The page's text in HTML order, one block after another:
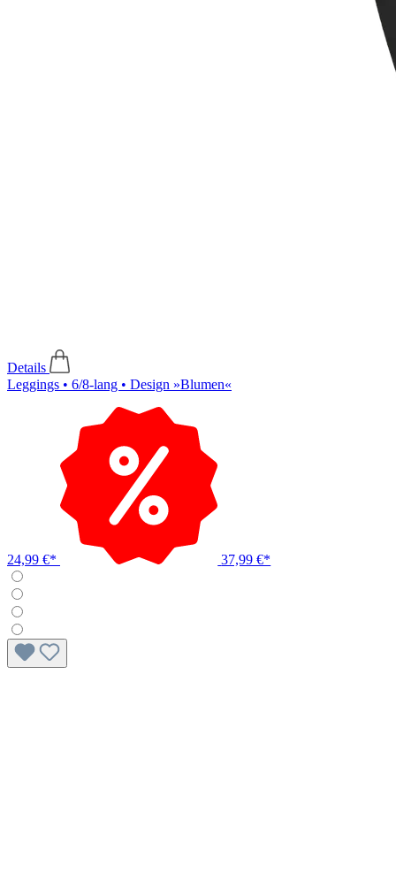
Details
Leggings • 6/8-lang • Design »Blumen«
24,99 €* 37,99 €*